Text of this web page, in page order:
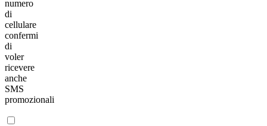
numero
di
cellulare
confermi
di
voler
ricevere
anche
SMS
promozionali